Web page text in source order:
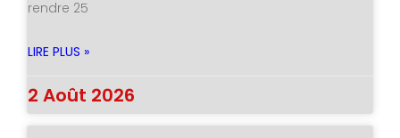
rendre 25
LIRE PLUS »
2 Août 2026